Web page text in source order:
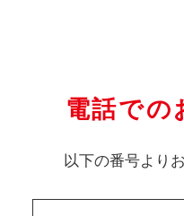
電話での
以下の番号より